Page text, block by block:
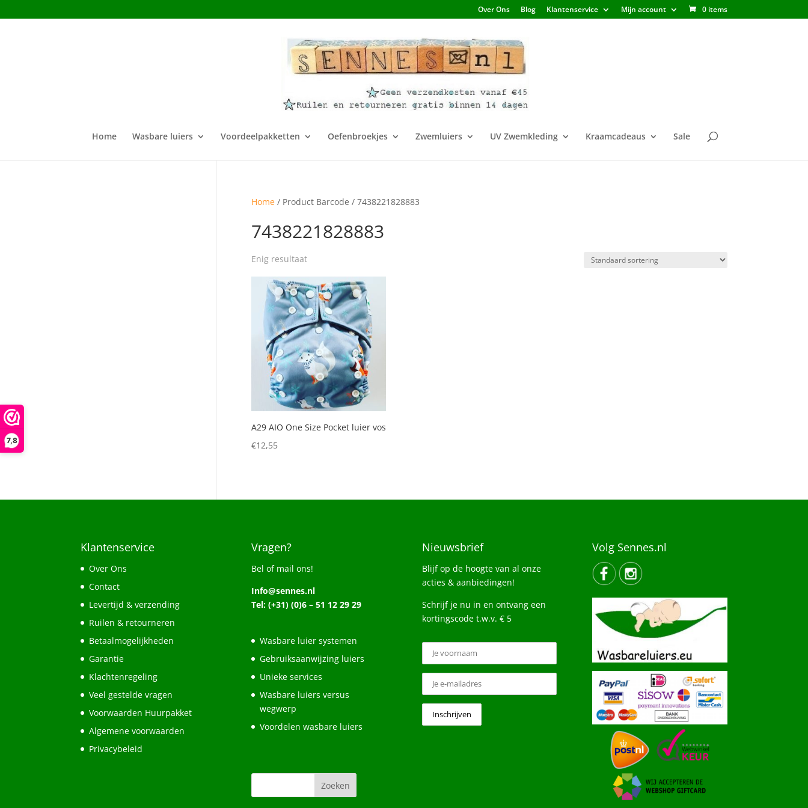
7,8
Over Ons Blog Klantenservice Mijn account 0 items
Home Wasbare luiers Voordeelpakketten Oefenbroekjes Zwemluiers UV Zwemkleding Kraamcadeaus Sale
Home/ Product Barcode / 7438221828883
7438221828883
Enig resultaat
A29 AIO One Size Pocket luier vos
€12,55
Klantenservice
Over Ons
Contact
Levertijd & verzending
Ruilen & retourneren
Betaalmogelijkheden
Garantie
Klachtenregeling
Veel gestelde vragen
Voorwaarden Huurpakket
Algemene voorwaarden
Privacybeleid
Vragen?
Bel of mail ons!
Info@sennes.nl
Tel: (+31) (0)6 – 51 12 29 29
Wasbare luier systemen
Gebruiksaanwijzing luiers
Unieke services
Wasbare luiers versus
wegwerp
Voordelen wasbare luiers
Nieuwsbrief
Blijf op de hoogte van al onze
acties & aanbiedingen!
Schrijf je nu in en ontvang een
kortingscode t.w.v. € 5
Volg Sennes.nl